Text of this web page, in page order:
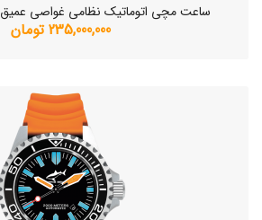
ساعت مچی اتوماتیک نظامی غواصی عمیق CB-2000A-G1-KB
235,000,000 تومان